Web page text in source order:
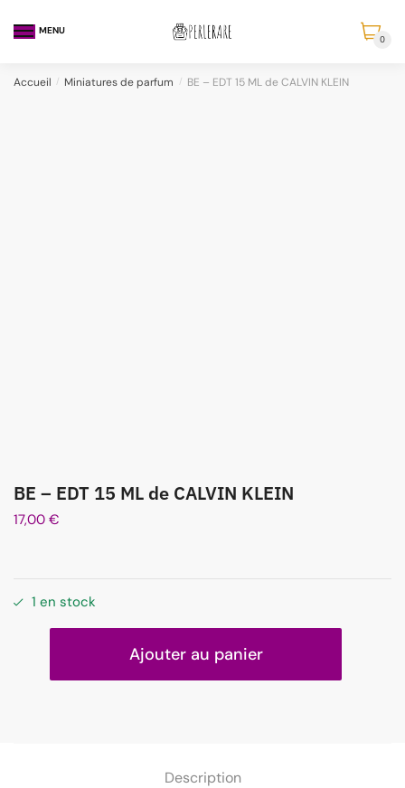
MENU
0
Accueil / Miniatures de parfum / BE – EDT 15 ML de CALVIN KLEIN
BE – EDT 15 ML de CALVIN KLEIN
17,00 €
1 en stock
Ajouter au panier
Description